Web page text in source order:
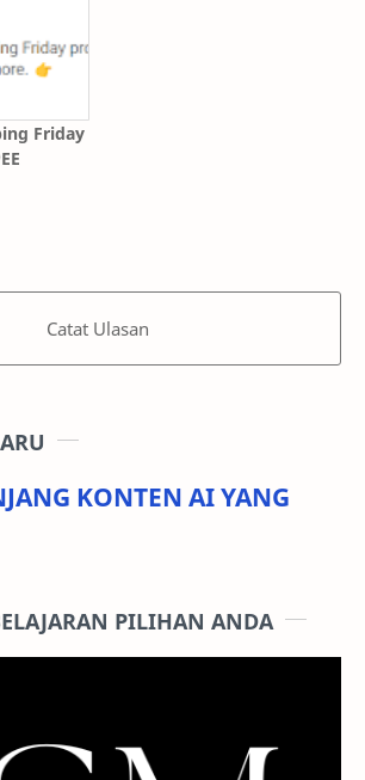
Friday
Catat Ulasan
KONTEN AI YANG
PILIHAN ANDA